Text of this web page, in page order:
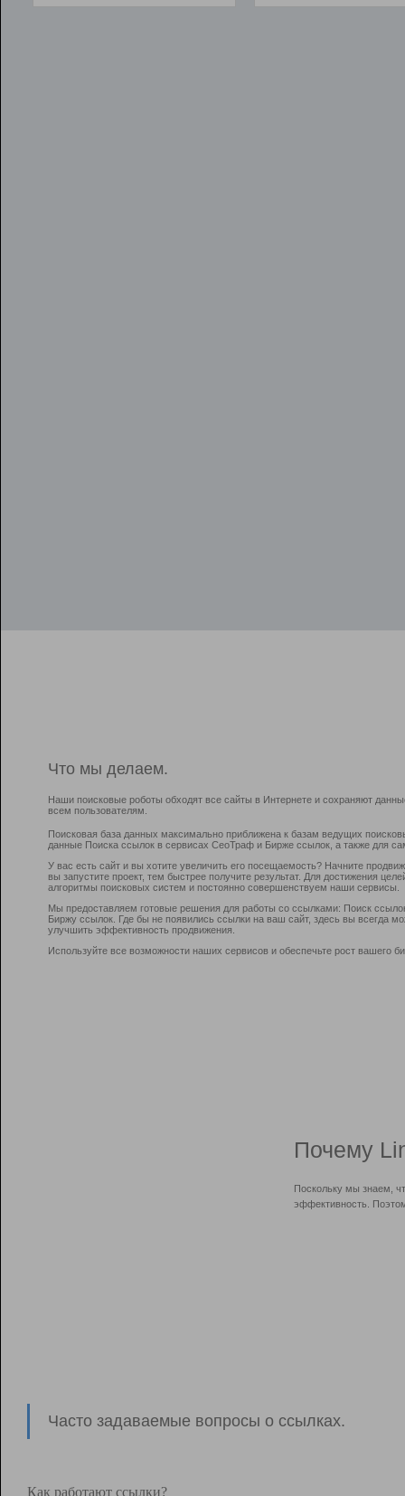
Что мы делаем.
Наши поисковые роботы обходят все сайты в Интернете и сохраняют
всем пользователям.
Поисковая база данных максимально приближена к базам ведущих
данные Поиска ссылок в сервисах СеоТраф и Бирже ссылок, а также для
У вас есть сайт и вы хотите увеличить его посещаемость? Начните
вы запустите проект, тем быстрее получите результат. Для достижения
алгоритмы поисковых систем и постоянно совершенствуем наши сервисы.
Мы предоставляем готовые решения для работы со ссылками: Поиск
Биржу ссылок. Где бы не появились ссылки на ваш сайт, здесь вы всегда
улучшить эффективность продвижения.
Используйте все возможности наших сервисов и обеспечьте рост вашего
Почему
Поскольку мы знаем,
эффективность.
Часто задаваемые вопросы о ссылках.
Как работают ссылки?